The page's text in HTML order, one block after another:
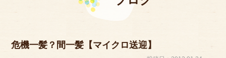
危機一髪？間一髪【マイクロ送迎】